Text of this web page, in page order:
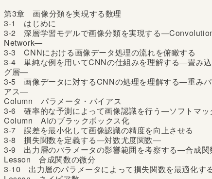
第3章 画像分類を実現する数理
3-1 はじめに
3-2 深層学習モデルで画像分類を実現する
Network―
3-3 CNNにおける画像データ処理の流れを俯瞰する
3-4 単純な例を用いてCNNの仕組みを理解する―畳み込
グ層―
3-5 画像データに対するCNNの処理を理解する―重みパ
アス―
Column パラメータ・バイアス
3-6 確率的な予測によって画像認識を行う―ソフトマ
Column AIのブラックボックス化
3-7 誤差を最小化して画像認識の精度を向上させる
3-8 損失関数を定義する―対数尤度関数―
3-9 出力層のパラメータの影響範囲を考察する―合成
Lesson 合成関数の微分
3-10 出力層のパラメータによって損失関数を最適化